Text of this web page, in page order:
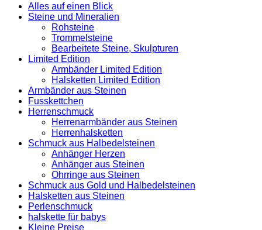
Alles auf einen Blick
Steine und Mineralien
Rohsteine
Trommelsteine
Bearbeitete Steine, Skulpturen
Limited Edition
Armbänder Limited Edition
Halsketten Limited Edition
Armbänder aus Steinen
Fusskettchen
Herrenschmuck
Herrenarmbänder aus Steinen
Herrenhalsketten
Schmuck aus Halbedelsteinen
Anhänger Herzen
Anhänger aus Steinen
Ohrringe aus Steinen
Schmuck aus Gold und Halbedelsteinen
Halsketten aus Steinen
Perlenschmuck
halskette für babys
Kleine Preise